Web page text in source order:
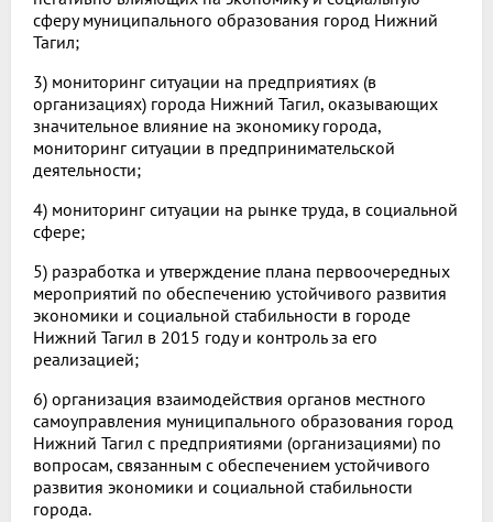
сферу муниципального образования город Нижний
Тагил;
3) мониторинг ситуации на предприятиях (в
организациях) города Нижний Тагил, оказывающих
значительное влияние на экономику города,
мониторинг ситуации в предпринимательской
деятельности;
4) мониторинг ситуации на рынке труда, в социальной
сфере;
5) разработка и утверждение плана первоочередных
мероприятий по обеспечению устойчивого развития
экономики и социальной стабильности в городе
Нижний Тагил в 2015 году и контроль за его
реализацией;
6) организация взаимодействия органов местного
самоуправления муниципального образования город
Нижний Тагил с предприятиями (организациями) по
вопросам, связанным с обеспечением устойчивого
развития экономики и социальной стабильности
города.